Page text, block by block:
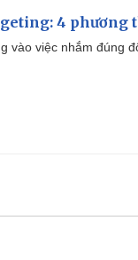
4 phương
vào việc nhắm đúng